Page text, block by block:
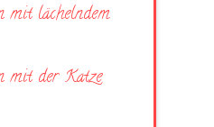
mit lächelndem
mit der Katze